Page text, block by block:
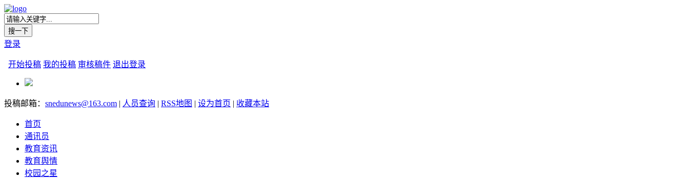
登录
开始投稿 我的投稿 审核稿件 退出登录
投稿邮箱： snedunews@163.com | 人员查询 | RSS地图 | 设为首页 | 收藏本站
首页
通讯员
教育资讯
教育舆情
校园之星